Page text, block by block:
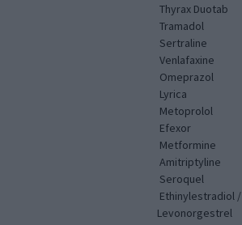
Thyrax Duotab
Tramadol
Sertraline
Venlafaxine
Omeprazol
Lyrica
Metoprolol
Efexor
Metformine
Amitriptyline
Seroquel
Ethinylestradiol /
Levonorgestrel